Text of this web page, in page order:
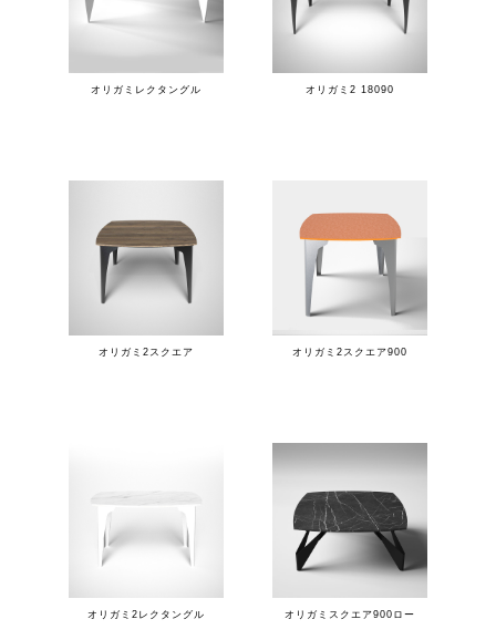
オリガミレクタングル オリガミ2 18090
オリガミ2スクエア オリガミ2スクエア900
オリガミ2レクタングル オリガミスクエア900ロー